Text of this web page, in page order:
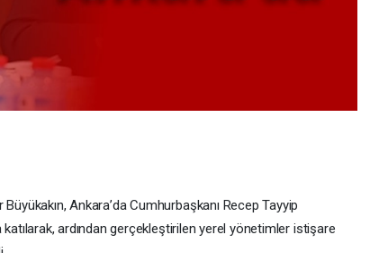
Ankara’da Cumhurbaşkanı Recep Tayyip
katılarak, ardından gerçekleştirilen yerel yönetimler istişare